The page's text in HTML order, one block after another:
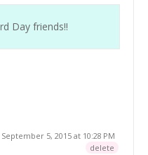
Day friends!!
September 5, 2015 at 10:28 PM
delete